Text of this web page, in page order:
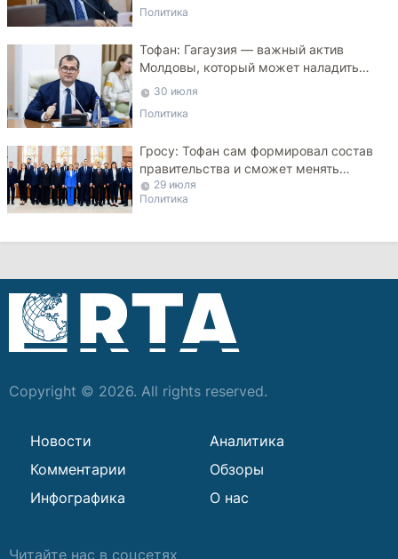
Политика
Тофан: Гагаузия — важный актив
Молдовы, который может наладить
мосты с Турцией
30 июля
Политика
Гросу: Тофан сам формировал состав
правительства и сможет менять
министров
29 июля
Политика
Copyright © 2026. All rights reserved.
Новости
Аналитика
Комментарии
Обзоры
Инфографика
О нас
Читайте нас в соцсетях